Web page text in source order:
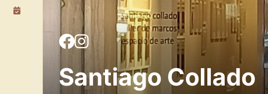
Santiago Collado